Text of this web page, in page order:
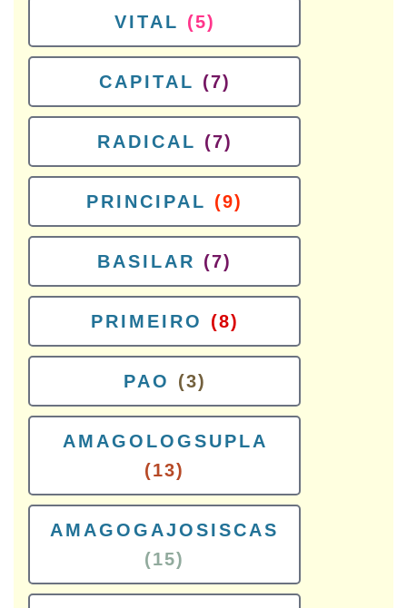
VITAL (5)
CAPITAL (7)
RADICAL (7)
PRINCIPAL (9)
BASILAR (7)
PRIMEIRO (8)
PAO (3)
AMAGOLOGSUPLA
(13)
AMAGOGAJOSISCAS
(15)